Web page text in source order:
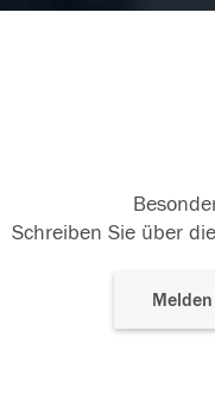
Schreiben Sie über